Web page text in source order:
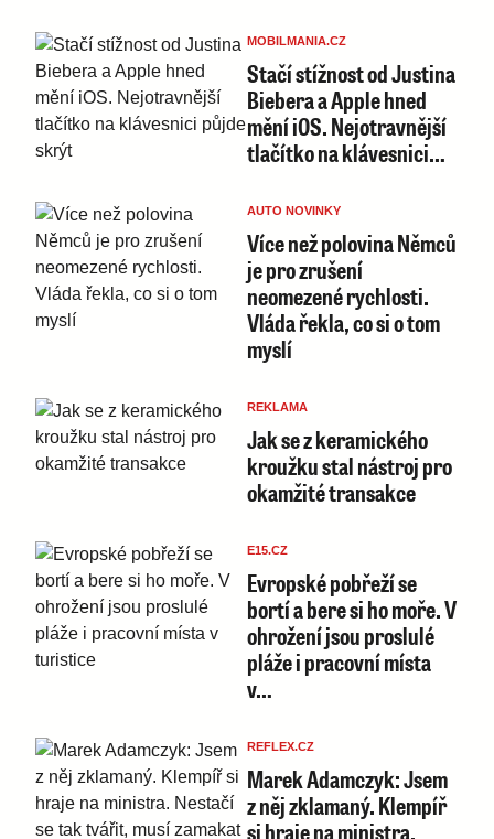
MOBILMANIA.CZ
Stačí stížnost od Justina
Biebera a Apple hned
mění iOS. Nejotravnější
tlačítko na klávesnici…
AUTO NOVINKY
Více než polovina Němců
je pro zrušení
neomezené rychlosti.
Vláda řekla, co si o tom
myslí
REKLAMA
Jak se z keramického
kroužku stal nástroj pro
okamžité transakce
E15.CZ
Evropské pobřeží se
bortí a bere si ho moře. V
ohrožení jsou proslulé
pláže i pracovní místa
v…
REFLEX.CZ
Marek Adamczyk: Jsem
z něj zklamaný. Klempíř
si hraje na ministra.